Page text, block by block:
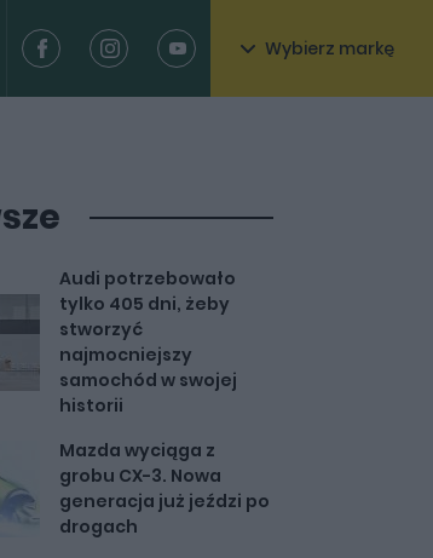
Wybierz markę
Audi potrzebowało
tylko 405 dni, żeby
stworzyć
najmocniejszy
samochód w swojej
historii
Mazda wyciąga z
grobu CX-3. Nowa
generacja już jeździ po
drogach